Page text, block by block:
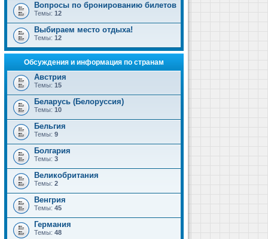
Вопросы по бронированию билетов
Темы: 12
Выбираем место отдыха!
Темы: 12
Обсуждения и информация по странам
Австрия
Темы: 15
Беларусь (Белоруссия)
Темы: 10
Бельгия
Темы: 9
Болгария
Темы: 3
Великобритания
Темы: 2
Венгрия
Темы: 45
Германия
Темы: 48